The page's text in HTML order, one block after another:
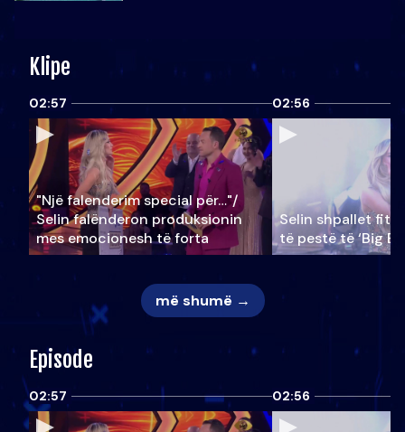
Klipe
02:57
"Një falenderim special për…"/
Selin falënderon produksionin
mes emocionesh të forta
02:56
Selin shpallet
të pestë të ‘Big
më shumë →
Episode
02:57 02:56